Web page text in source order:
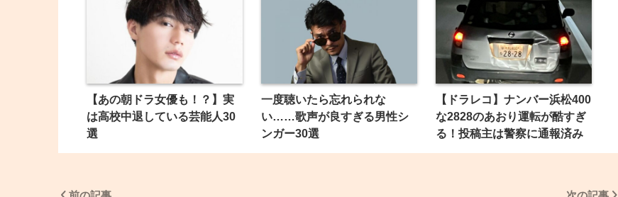
【あの朝ドラ女優も！？】実
は高校中退している芸能人30
選
一度聴いたら忘れられな
い……歌声が良すぎる男性シ
ンガー30選
【ドラレコ】ナンバー浜松400
な2828のあおり運転が酷すぎ
る！投稿主は警察に通報済み